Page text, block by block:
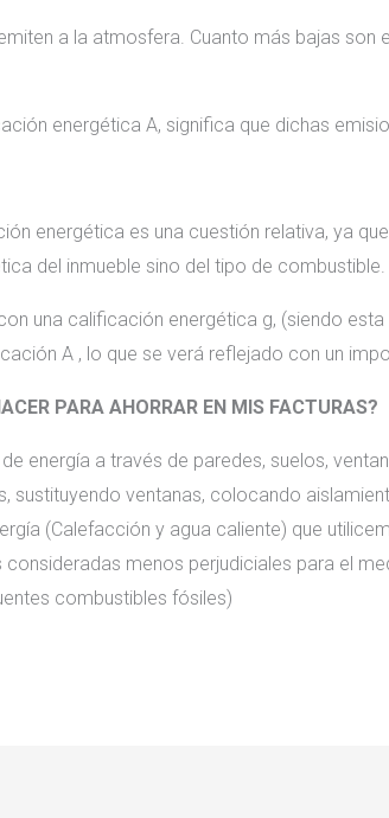
a la atmosfera. Cuanto más bajas
energética A, significa que dichas
energética es una cuestión relativa, ya
del inmueble sino del tipo de
una calificación energética g, (siendo
A , lo que se verá reflejado con un
PARA AHORRAR EN MIS FACTURAS?
energía a través de paredes, suelos,
sustituyendo ventanas, colocando
(Calefacción y agua caliente) que
menos perjudiciales para el
combustibles fósiles)